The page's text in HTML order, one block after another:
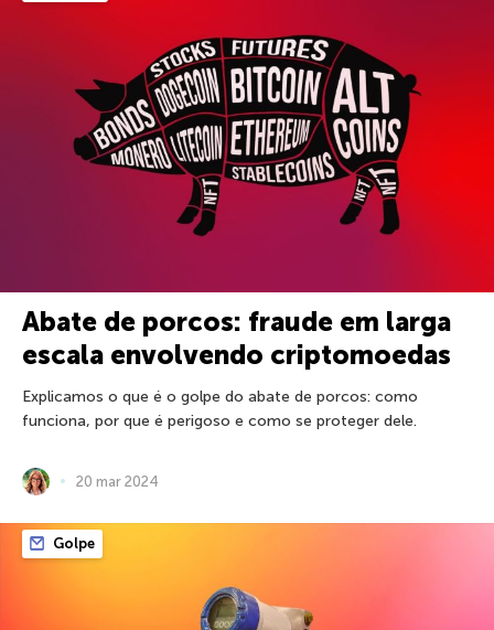
Abate de porcos: fraude em larga
escala envolvendo criptomoedas
Explicamos o que é o golpe do abate de porcos: como
funciona, por que é perigoso e como se proteger dele.
20 mar 2024
Golpe